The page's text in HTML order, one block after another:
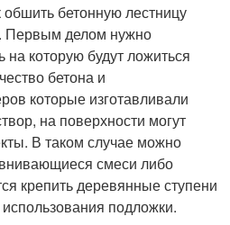
бетонную лестницу
Первым делом нужно
на которую будут ложиться
бетона и
которые изготавливали
на поверхности могут
В таком случае можно
смеси либо
крепить деревянные ступени
подложки.